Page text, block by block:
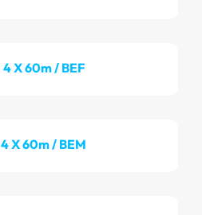
4 X 60m / BEF
4 X 60m / BEM